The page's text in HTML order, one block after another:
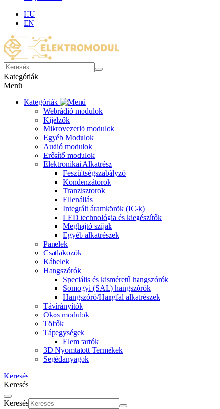
HU
EN
Kategóriák
Menü
Kategóriák
Webrádió modulok
Kijelzők
Mikrovezérlő modulok
Egyéb Modulok
Audió modulok
Erősítő modulok
Elektronikai Alkatrész
Feszültségszabályzó
Kondenzátorok
Tranzisztorok
Ellenállás
Integrált áramkörök (IC-k)
LED technológia és kiegészítők
Meghajtó szíjak
Egyéb alkatrészek
Panelek
Csatlakozók
Kábelek
Hangszórók
Speciális és kisméretű hangszórók
Somogyi (SAL) hangszórók
Hangszóró/Hangfal alkatrészek
Távírányítók
Okos modulok
Töltők
Tápegységek
Elem tartók
3D Nyomtatott Termékek
Segédanyagok
Keresés
Keresés
Keresés